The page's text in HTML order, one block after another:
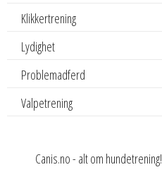
Klikkertrening
Lydighet
Problemadferd
Valpetrening
Canis.no - alt om hundetrening!